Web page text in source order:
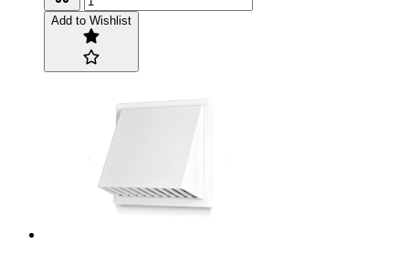
Add to Wishlist